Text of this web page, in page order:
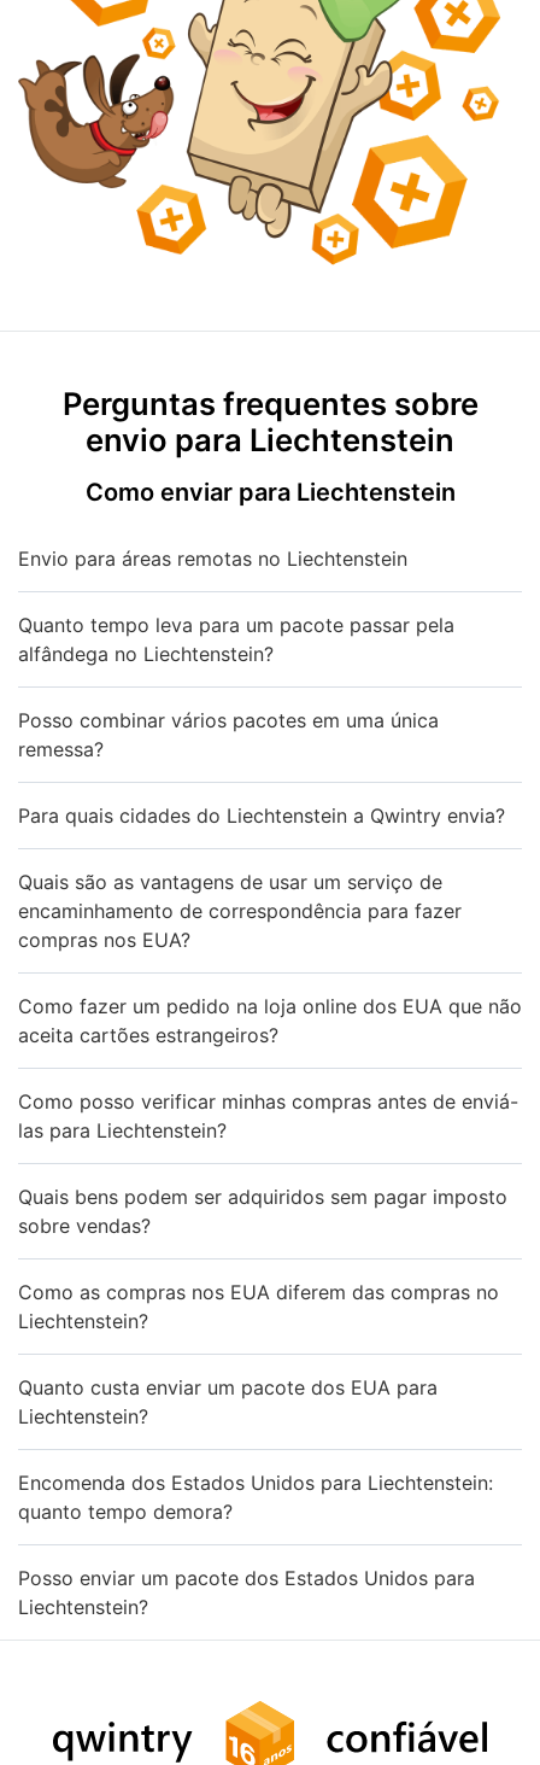
Perguntas frequentes sobre
envio para Liechtenstein
Como enviar para Liechtenstein
Envio para áreas remotas no Liechtenstein
Quanto tempo leva para um pacote passar pela
alfândega no Liechtenstein?
Posso combinar vários pacotes em uma única
remessa?
Para quais cidades do Liechtenstein a Qwintry envia?
Quais são as vantagens de usar um serviço de
encaminhamento de correspondência para fazer
compras nos EUA?
Como fazer um pedido na loja online dos EUA que não
aceita cartões estrangeiros?
Como posso verificar minhas compras antes de enviá-
las para Liechtenstein?
Quais bens podem ser adquiridos sem pagar imposto
sobre vendas?
Como as compras nos EUA diferem das compras no
Liechtenstein?
Quanto custa enviar um pacote dos EUA para
Liechtenstein?
Encomenda dos Estados Unidos para Liechtenstein:
quanto tempo demora?
Posso enviar um pacote dos Estados Unidos para
Liechtenstein?